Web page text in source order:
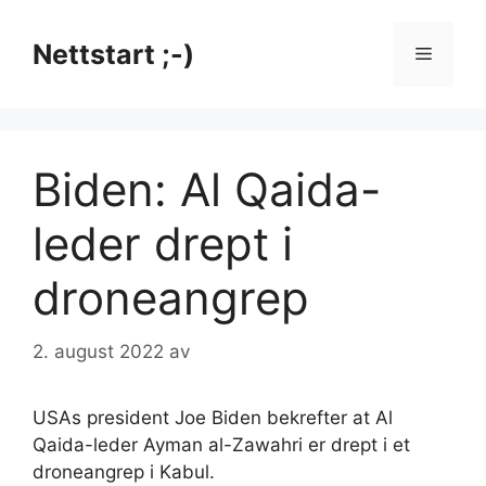
innholdNettstart ;-) Meny
Biden: Al Qaida-
leder drept i
droneangrep
2. august 2022 av
USAs president Joe Biden bekrefter at Al
Qaida-leder Ayman al-Zawahri er drept i et
droneangrep i Kabul.